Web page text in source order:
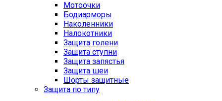
Мотоочки
Бодиарморы
Наколенники
Налокотники
Защита голени
Защита ступни
Защита запястья
Защита шеи
Шорты защитные
Защита по типу